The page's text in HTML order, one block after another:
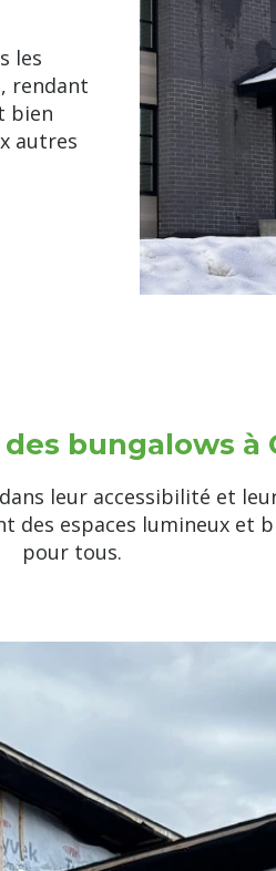
les
rendant
bien
autres
bungalows à
leur accessibilité et
espaces lumineux et
pour tous.